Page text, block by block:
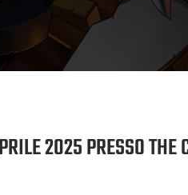
2025 PRESSO THE